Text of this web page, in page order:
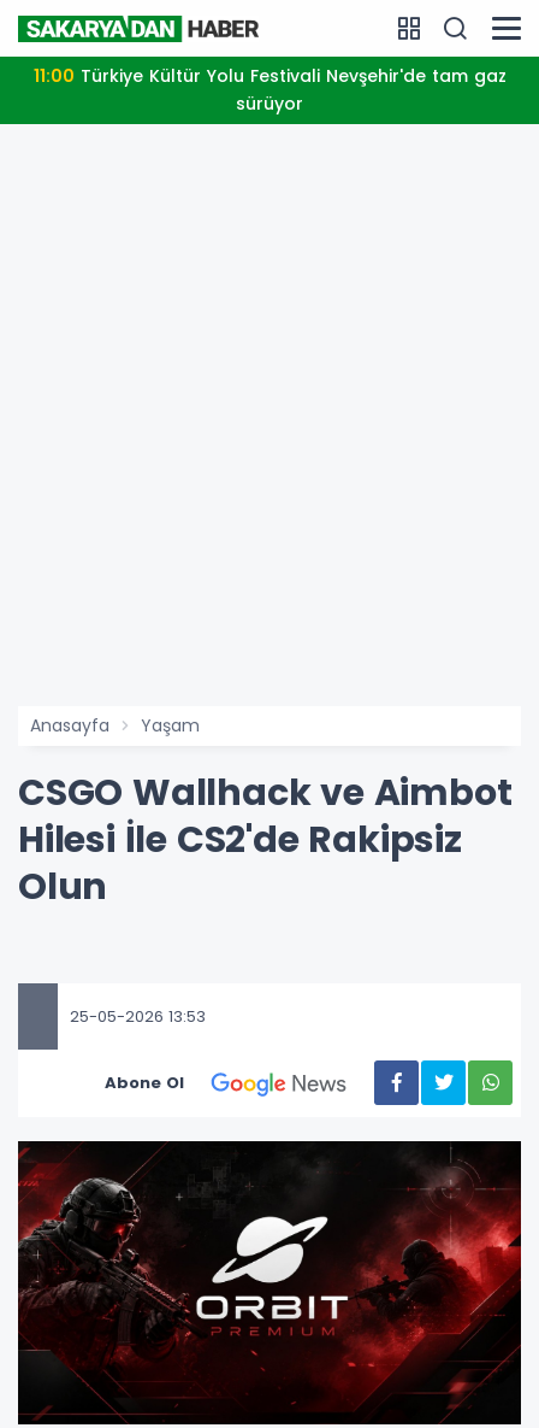
11:00
sürüyor
Anasayfa Yaşam
CSGO Wallhack ve Aimbot
Hilesi İle CS2'de Rakipsiz
Olun
25-05-2026 13:53
Abone Ol